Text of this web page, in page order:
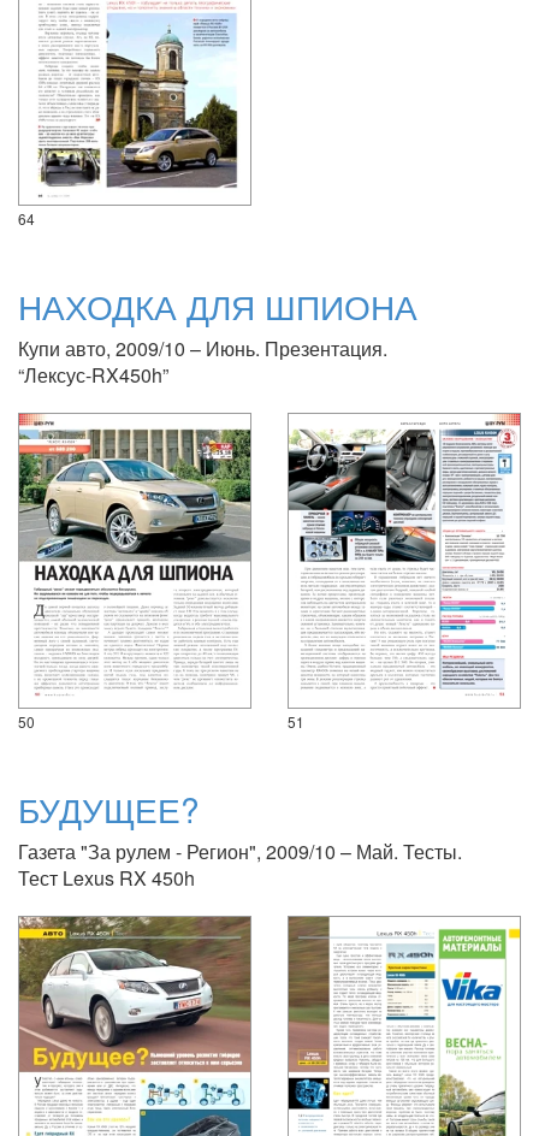
64
НАХОДКА ДЛЯ ШПИОНА
Купи авто, 2009/10 – Июнь. Презентация.
“Лексус-RX450h”
50 51
БУДУЩЕЕ?
Газета "За рулем - Регион", 2009/10 – Май. Тесты.
Тест Lexus RX 450h